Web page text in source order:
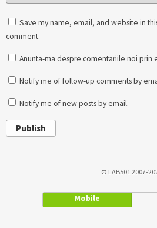
Save my name, email, and website in
comment.
Anunta-ma despre comentariile noi prin
Notify me of follow-up comments by
Notify me of new posts by email.
Publish
© LAB501 2007-
Mobile